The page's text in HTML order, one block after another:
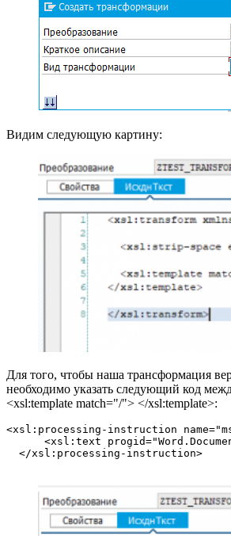
Видим следующую картину:
Для того, чтобы наша трансформация
необходимо указать следующий код
<xsl:template match="/"> </xsl:template>:
<xsl:processing-instruction
<xsl:text
  </xsl:processing-instruction>